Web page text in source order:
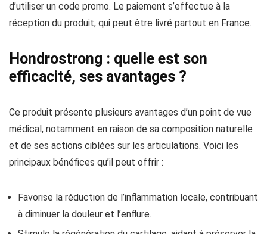
d’utiliser un code promo. Le paiement s’effectue à la
réception du produit, qui peut être livré partout en France.
Hondrostrong : quelle est son
efficacité, ses avantages ?
Ce produit présente plusieurs avantages d’un point de vue
médical, notamment en raison de sa composition naturelle
et de ses actions ciblées sur les articulations. Voici les
principaux bénéfices qu’il peut offrir :
Favorise la réduction de l’inflammation locale, contribuant
à diminuer la douleur et l’enflure.